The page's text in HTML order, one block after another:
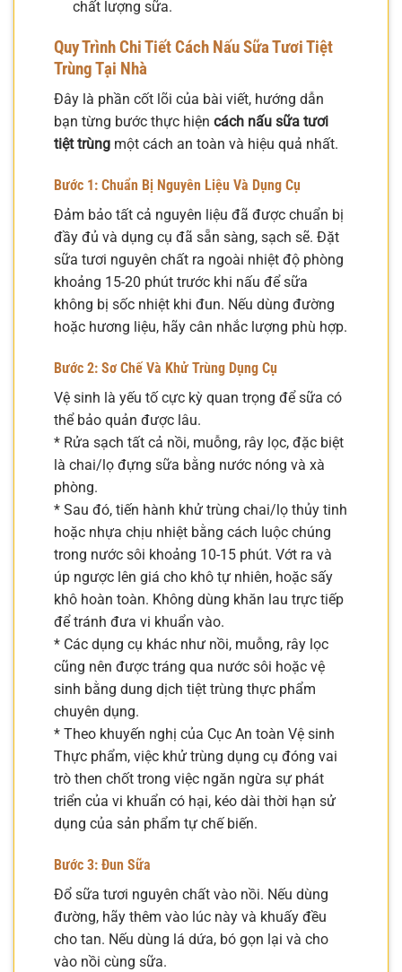
chất lượng sữa.
Quy Trình Chi Tiết Cách Nấu Sữa Tươi Tiệt
Trùng Tại Nhà
Đây là phần cốt lõi của bài viết, hướng dẫn
bạn từng bước thực hiện cách nấu sữa tươi
tiệt trùng một cách an toàn và hiệu quả nhất.
Bước 1: Chuẩn Bị Nguyên Liệu Và Dụng Cụ
Đảm bảo tất cả nguyên liệu đã được chuẩn bị
đầy đủ và dụng cụ đã sẵn sàng, sạch sẽ. Đặt
sữa tươi nguyên chất ra ngoài nhiệt độ phòng
khoảng 15-20 phút trước khi nấu để sữa
không bị sốc nhiệt khi đun. Nếu dùng đường
hoặc hương liệu, hãy cân nhắc lượng phù hợp.
Bước 2: Sơ Chế Và Khử Trùng Dụng Cụ
Vệ sinh là yếu tố cực kỳ quan trọng để sữa có
thể bảo quản được lâu.
* Rửa sạch tất cả nồi, muỗng, rây lọc, đặc biệt
là chai/lọ đựng sữa bằng nước nóng và xà
phòng.
* Sau đó, tiến hành khử trùng chai/lọ thủy tinh
hoặc nhựa chịu nhiệt bằng cách luộc chúng
trong nước sôi khoảng 10-15 phút. Vớt ra và
úp ngược lên giá cho khô tự nhiên, hoặc sấy
khô hoàn toàn. Không dùng khăn lau trực tiếp
để tránh đưa vi khuẩn vào.
* Các dụng cụ khác như nồi, muỗng, rây lọc
cũng nên được tráng qua nước sôi hoặc vệ
sinh bằng dung dịch tiệt trùng thực phẩm
chuyên dụng.
* Theo khuyến nghị của Cục An toàn Vệ sinh
Thực phẩm, việc khử trùng dụng cụ đóng vai
trò then chốt trong việc ngăn ngừa sự phát
triển của vi khuẩn có hại, kéo dài thời hạn sử
dụng của sản phẩm tự chế biến.
Bước 3: Đun Sữa
Đổ sữa tươi nguyên chất vào nồi. Nếu dùng
đường, hãy thêm vào lúc này và khuấy đều
cho tan. Nếu dùng lá dứa, bó gọn lại và cho
vào nồi cùng sữa.